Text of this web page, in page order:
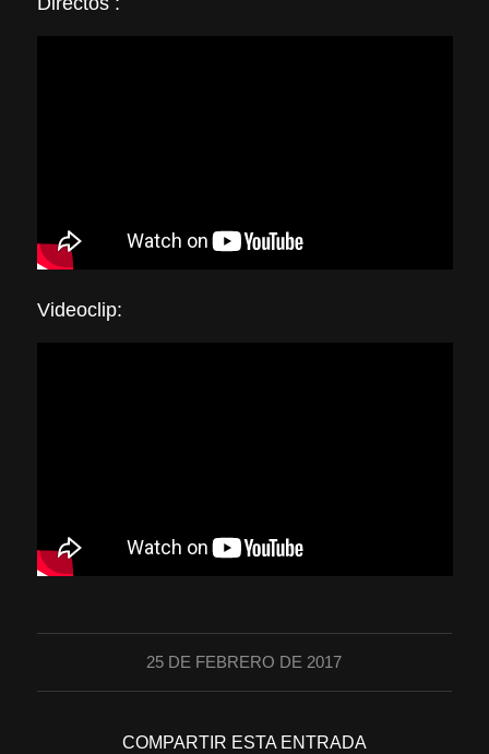
Videoclip:
25 DE FEBRERO DE 2017
COMPARTIR ESTA ENTRADA